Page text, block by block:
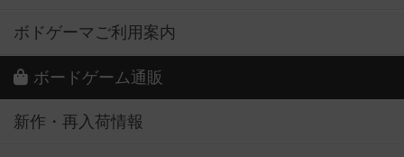
ボドゲーマご利用案内
ボードゲーム通販
新作・再入荷情報